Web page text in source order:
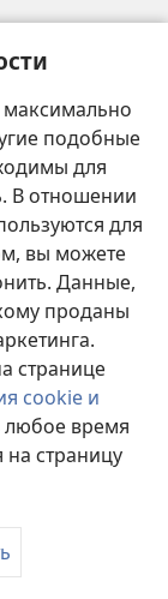
максимально
подобные
для
В отношении
для
вы можете
Данные,
проданы
странице
cookie и
время
страницу
of Pennsylvania.